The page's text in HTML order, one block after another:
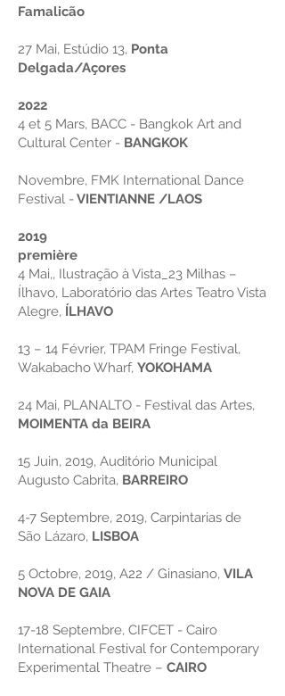
Famalicão
27 Mai, Estúdio 13, Ponta
Delgada/Açores
2022
4 et 5 Mars, BACC - Bangkok Art and
Cultural Center - BANGKOK
Novembre, FMK International Dance
Festival -VIENTIANNE /LAOS
2019
première
4 Mai,, Ilustração à Vista_23 Milhas –
Ílhavo, Laboratório das Artes Teatro Vista
Alegre, ÍLHAVO
13 – 14 Février, TPAM Fringe Festival,
Wakabacho Wharf, YOKOHAMA
24 Mai, PLANALTO - Festival das Artes,
MOIMENTA da BEIRA
15 Juin, 2019, Auditório Municipal
Augusto Cabrita, BARREIRO
4-7 Septembre, 2019, Carpintarias de
São Lázaro, LISBOA
5 Octobre, 2019, A22 / Ginasiano, VILA
NOVA DE GAIA
17-18 Septembre, CIFCET - Cairo
International Festival for Contemporary
Experimental Theatre – CAIRO